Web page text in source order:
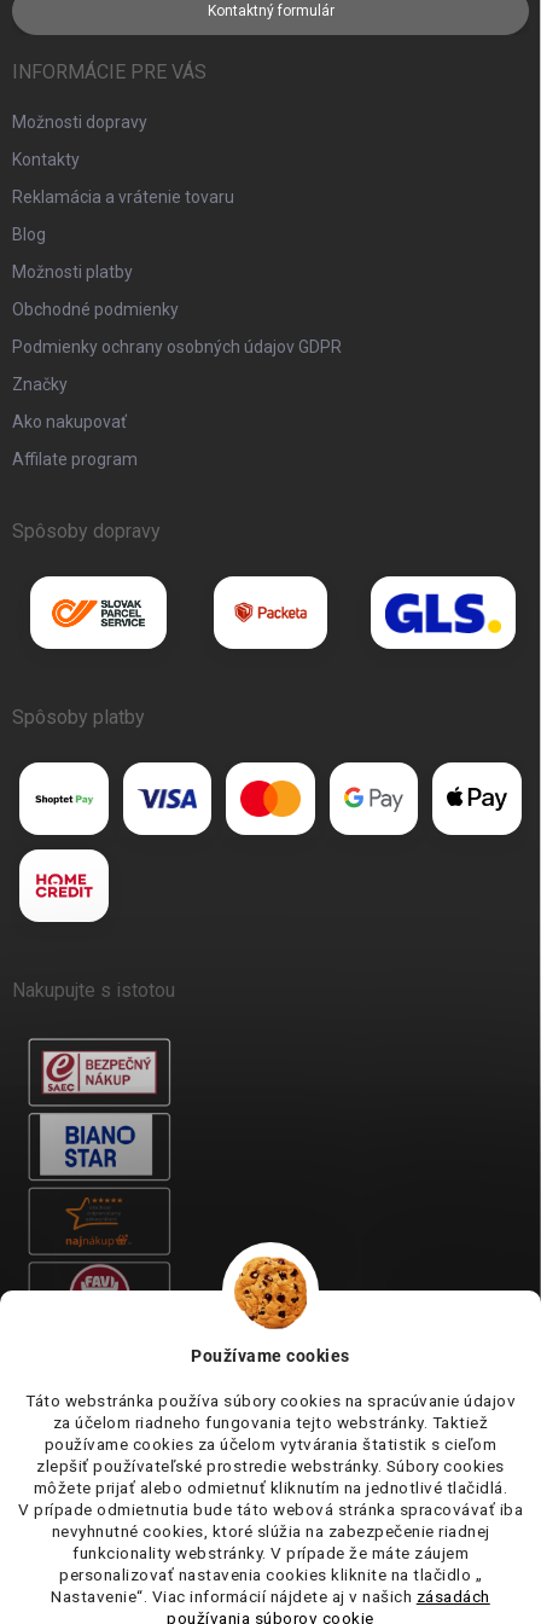
Používame cookies
Táto webstránka používa súbory cookies na spracúvanie údajov
za účelom riadneho fungovania tejto webstránky. Taktiež
používame cookies za účelom vytvárania štatistik s cieľom
zlepšiť používateľské prostredie webstránky. Súbory cookies
môžete prijať alebo odmietnuť kliknutím na jednotlivé tlačidlá.
V prípade odmietnutia bude táto webová stránka spracovávať iba
nevyhnutné cookies, ktoré slúžia na zabezpečenie riadnej
funkcionality webstránky. V prípade že máte záujem
personalizovať nastavenia cookies kliknite na tlačidlo „
Nastavenie“. Viac informácií nájdete aj v našich zásadách
používania súborov cookie
Kontaktný formulár
INFORMÁCIE PRE VÁS
Možnosti dopravy
Kontakty
Reklamácia a vrátenie tovaru
Blog
Možnosti platby
Obchodné podmienky
Podmienky ochrany osobných údajov GDPR
Značky
Ako nakupovať
Affilate program
Spôsoby dopravy
Spôsoby platby
Nakupujte s istotou